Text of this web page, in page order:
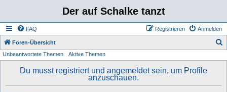
Der auf Schalke tanzt
FAQ Anmelden
Registrieren
Foren-Übersicht
Unbeantwortete Themen Aktive Themen
Du musst registriert und angemeldet sein, um Profile
anzuschauen.